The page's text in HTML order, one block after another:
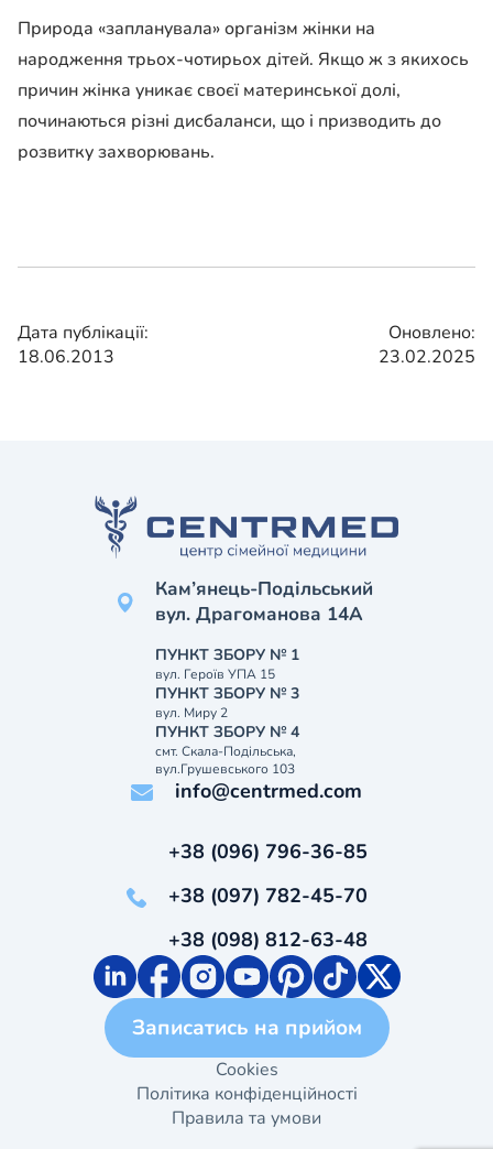
Природа «запланувала» організм жінки на
народження трьох-чотирьох дітей. Якщо ж з якихось
причин жінка уникає своєї материнської долі,
починаються різні дисбаланси, що і призводить до
розвитку захворювань.
Дата публікації:
18.06.2013
Оновлено:
23.02.2025
Кам’янець-Подільський
вул. Драгоманова 14А
ПУНКТ ЗБОРУ № 1
вул. Героїв УПА 15
ПУНКТ ЗБОРУ № 3
вул. Миру 2
ПУНКТ ЗБОРУ № 4
смт. Скала-Подільська,
вул.Грушевського 103
info@centrmed.com
+38 (096) 796-36-85
+38 (097) 782-45-70
+38 (098) 812-63-48
Записатись на прийом
Cookies
Політика конфіденційності
Правила та умови